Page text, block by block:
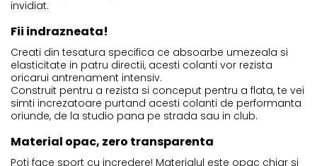
invidiat.
Fii indrazneata!
Creati din tesatura specifica ce absoarbe umezeala si
elasticitate in patru directii, acesti colanti vor rezista
oricarui antrenament intensiv.
Construit pentru a rezista si conceput pentru a flata, te vei
simti increzatoare purtand acesti colanti de performanta
oriunde, de la studio pana pe strada sau in club.
Material opac, zero transparenta
Poti face sport cu incredere! Materialul este opac chiar si